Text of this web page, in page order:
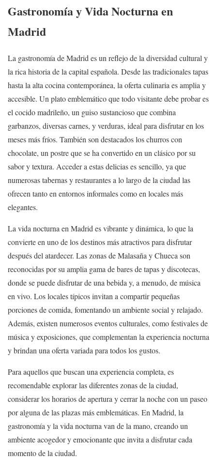
Gastronomía y Vida Nocturna en
Madrid
La gastronomía de Madrid es un reflejo de la diversidad cultural y
la rica historia de la capital española. Desde las tradicionales tapas
hasta la alta cocina contemporánea, la oferta culinaria es amplia y
accesible. Un plato emblemático que todo visitante debe probar es
el cocido madrileño, un guiso sustancioso que combina
garbanzos, diversas carnes, y verduras, ideal para disfrutar en los
meses más fríos. También son destacados los churros con
chocolate, un postre que se ha convertido en un clásico por su
sabor y textura. Acceder a estas delicias es sencillo, ya que
numerosas tabernas y restaurantes a lo largo de la ciudad las
ofrecen tanto en entornos informales como en locales más
elegantes.
La vida nocturna en Madrid es vibrante y dinámica, lo que la
convierte en uno de los destinos más atractivos para disfrutar
después del atardecer. Las zonas de Malasaña y Chueca son
reconocidas por su amplia gama de bares de tapas y discotecas,
donde se puede disfrutar de una bebida y, a menudo, de música
en vivo. Los locales típicos invitan a compartir pequeñas
porciones de comida, fomentando un ambiente social y relajado.
Además, existen numerosos eventos culturales, como festivales de
música y exposiciones, que complementan la experiencia nocturna
y brindan una oferta variada para todos los gustos.
Para aquellos que buscan una experiencia completa, es
recomendable explorar las diferentes zonas de la ciudad,
considerar los horarios de apertura y cerrar la noche con un paseo
por alguna de las plazas más emblemáticas. En Madrid, la
gastronomía y la vida nocturna van de la mano, creando un
ambiente acogedor y emocionante que invita a disfrutar cada
momento de la ciudad.